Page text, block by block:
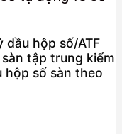
hộp số/ATF
sàn tập trung kiểm
hộp số sàn theo